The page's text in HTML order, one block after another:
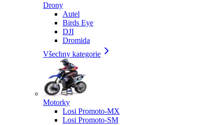
Drony
Autel
Birds Eye
DJI
Dromida
Všechny kategorie
Motorky
Losi Promoto-MX
Losi Promoto-SM